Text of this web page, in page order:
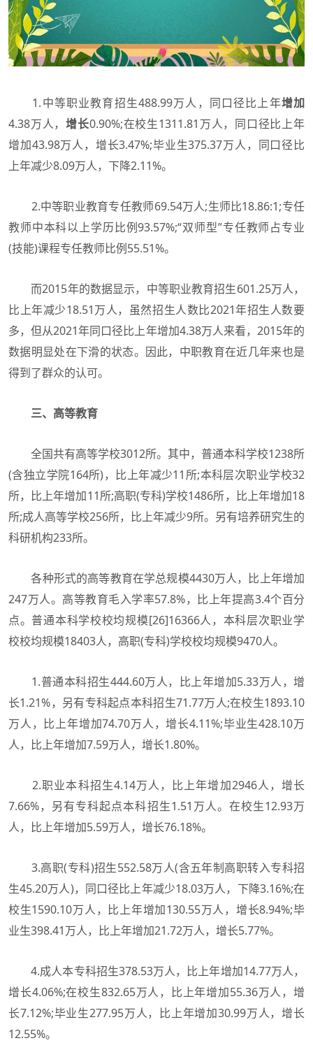
1.中等职业教育招生488.99万人，同口径比上年增加
4.38万人，增长0.90%;在校生1311.81万人，同口径比上年
增加43.98万人，增长3.47%;毕业生375.37万人，同口径比
上年减少8.09万人，下降2.11%。
2.中等职业教育专任教师69.54万人;生师比18.86:1;专任
教师中本科以上学历比例93.57%;“双师型”专任教师占专业
(技能)课程专任教师比例55.51%。
而2015年的数据显示，中等职业教育招生601.25万人，
比上年减少18.51万人，虽然招生人数比2021年招生人数要
多，但从2021年同口径比上年增加4.38万人来看，2015年的
数据明显处在下滑的状态。因此，中职教育在近几年来也是
得到了群众的认可。
三、高等教育
全国共有高等学校3012所。其中，普通本科学校1238所
(含独立学院164所)，比上年减少11所;本科层次职业学校32
所，比上年增加11所;高职(专科)学校1486所，比上年增加18
所;成人高等学校256所，比上年减少9所。另有培养研究生的
科研机构233所。
各种形式的高等教育在学总规模4430万人，比上年增加
247万人。高等教育毛入学率57.8%，比上年提高3.4个百分
点。普通本科学校校均规模[26]16366人，本科层次职业学
校校均规模18403人，高职(专科)学校校均规模9470人。
1.普通本科招生444.60万人，比上年增加5.33万人，增
长1.21%，另有专科起点本科招生71.77万人;在校生1893.10
万人，比上年增加74.70万人，增长4.11%;毕业生428.10万
人，比上年增加7.59万人，增长1.80%。
2.职业本科招生4.14万人，比上年增加2946人，增长
7.66%，另有专科起点本科招生1.51万人。在校生12.93万
人，比上年增加5.59万人，增长76.18%。
3.高职(专科)招生552.58万人(含五年制高职转入专科招
生45.20万人)，同口径比上年减少18.03万人，下降3.16%;在
校生1590.10万人，比上年增加130.55万人，增长8.94%;毕
业生398.41万人，比上年增加21.72万人，增长5.77%。
4.成人本专科招生378.53万人，比上年增加14.77万人，
增长4.06%;在校生832.65万人，比上年增加55.36万人，增
长7.12%;毕业生277.95万人，比上年增加30.99万人，增长
12.55%。